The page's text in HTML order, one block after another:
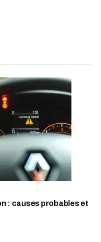
: causes probables et